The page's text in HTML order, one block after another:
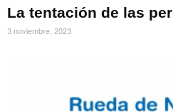
La tentación de las
3 noviembre, 2023